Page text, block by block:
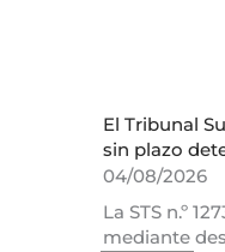
El Tribunal
sin plazo
04/08/2026
La STS n.º
mediante